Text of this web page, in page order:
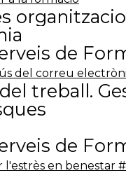
Urbanisme (15)
de
del correu
treball.
de
en benestar